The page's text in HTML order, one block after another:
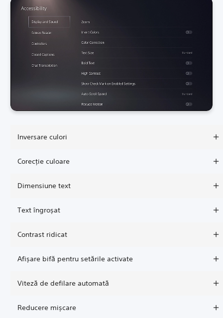
Inversare culori
Corecție culoare
Dimensiune text
Text îngroșat
Contrast ridicat
Afișare bifă pentru setările activate
Viteză de defilare automată
Reducere mișcare